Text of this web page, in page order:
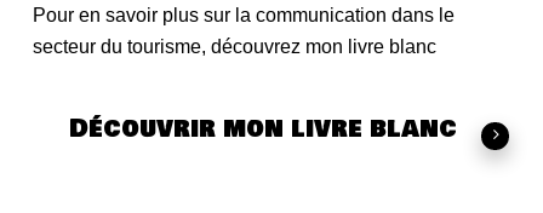
Pour en savoir plus sur la communication dans le
secteur du tourisme, découvrez mon livre blanc
Découvrir mon livre blanc